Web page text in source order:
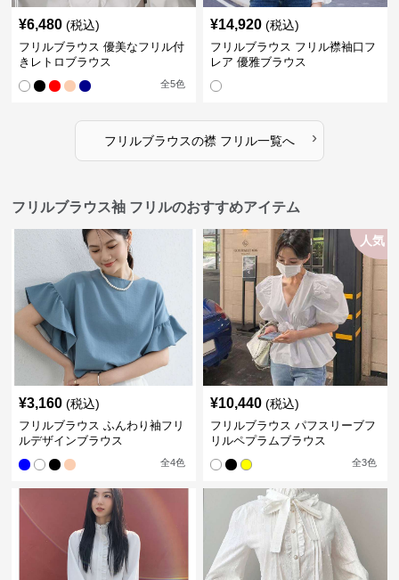
¥6,480 (税込)
フリルブラウス 優美なフリル付
きレトロブラウス
全5色
¥14,920 (税込)
フリルブラウス フリル襟袖口フ
レア 優雅ブラウス
フリルブラウスの襟 フリル一覧へ ›
フリルブラウス袖 フリルのおすすめアイテム
¥3,160 (税込)
フリルブラウス ふんわり袖フリ
ルデザインブラウス
全4色
人気
¥10,440 (税込)
フリルブラウス パフスリーブフ
リルペプラムブラウス
全3色